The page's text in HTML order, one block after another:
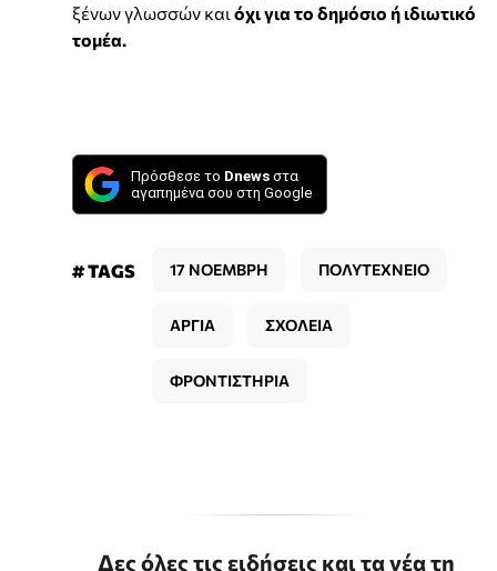
ξένων γλωσσών και όχι για το δημόσιο ή ιδιωτικό
τομέα.
Πρόσθεσε το Dnews στα
αγαπημένα σου στη Google
# TAGS 17 ΝΟΕΜΒΡΗ ΠΟΛΥΤΕΧΝΕΙΟ
ΑΡΓΙΑ ΣΧΟΛΕΙΑ
ΦΡΟΝΤΙΣΤΗΡΙΑ
Δες όλες τις ειδήσεις και τα νέα τη